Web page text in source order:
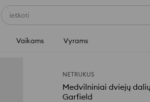
ieškoti
Vaikams Vyrams
NETRUKUS
Medvilniniai dviejų
Garfield